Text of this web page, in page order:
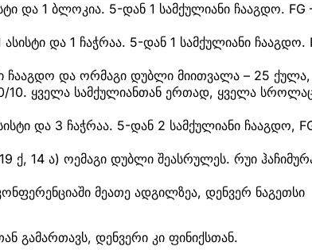
და 1 ბლოკია. 5-დან 1 სამქულიანი ჩააგდო. FG
და 1 ჩაჭრაა. 5-დან 1 სამქულიანი ჩააგდო.
ჩააგდო და ორმაგი დუბლი მიითვალა – 25 ქულა,
10. ყველა სამქულიანთან ერთად, ყველა
და 3 ჩაჭრაა. 5-დან 2 სამქულიანი ჩააგდო,
ქ, 14 ა) ოემაგი დუბლი შეასრულეს. რუი
მეათე ადგილზეა, დენვერ ნაგეთსი
გამართავს, დენვერი კი ფინიქსთან.